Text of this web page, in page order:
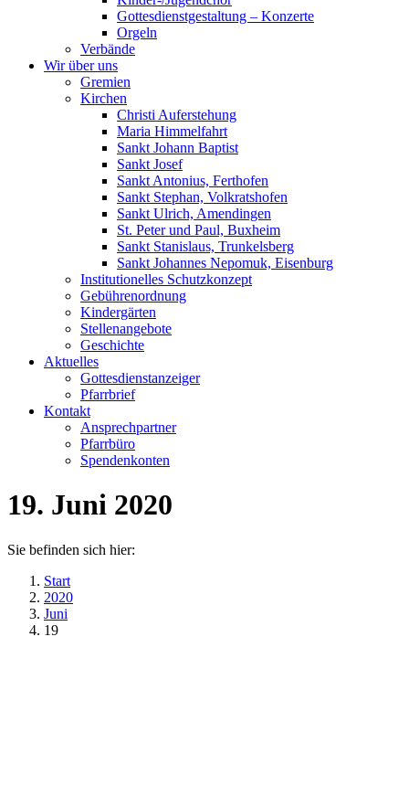
Gottesdienstgestaltung – Konzerte
Orgeln
Verbände
Wir über uns
Gremien
Kirchen
Christi Auferstehung
Maria Himmelfahrt
Sankt Johann Baptist
Sankt Josef
Sankt Antonius, Ferthofen
Sankt Stephan, Volkratshofen
Sankt Ulrich, Amendingen
St. Peter und Paul, Buxheim
Sankt Stanislaus, Trunkelsberg
Sankt Johannes Nepomuk, Eisenburg
Institutionelles Schutzkonzept
Gebührenordnung
Kindergärten
Stellenangebote
Geschichte
Aktuelles
Gottesdienstanzeiger
Pfarrbrief
Kontakt
Ansprechpartner
Pfarrbüro
Spendenkonten
19. Juni 2020
Sie befinden sich hier:
Start
2020
Juni
19